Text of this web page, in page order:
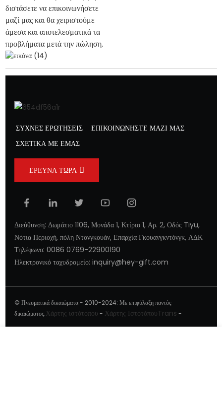
διστάσετε να επικοινωνήσετε
μαζί μας και θα χειριστούμε
άμεσα και αποτελεσματικά τα
προβλήματα μετά την πώληση.
ΣΥΧΝΈΣ ΕΡΩΤΉΣΕΙΣ
ΕΠΙΚΟΙΝΩΝΉΣΤΕ ΜΑΖΊ ΜΑΣ
ΣΧΕΤΙΚΑ ΜΕ ΕΜΑΣ
ΈΡΕΥΝΑ ΤΏΡΑ
Διεύθυνση: Δωμάτιο 1106, Μονάδα 1, Κτίριο 1, Αρ. 2, Οδός Tiyu,
Νότια Περιοχή, πόλη Ντονγκουάν, Επαρχία Γκουανγκντόνγκ, ΛΔΚ
Τηλέφωνο: 0086 0769-22900190
Ηλεκτρονικό ταχυδρομείο: inquiry@hey-gift.com
© Πνευματικά δικαιώματα - 2010-2024: Με επιφύλαξη παντός
δικαιώματος.Χάρτης ιστότοπου - Χάρτης ΙστοτόπουTrans -